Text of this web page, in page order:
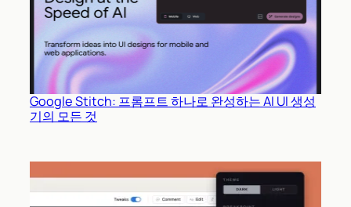
Google Stitch: 프롬프트 하나로 완성하는 AI UI 생성
기의 모든 것